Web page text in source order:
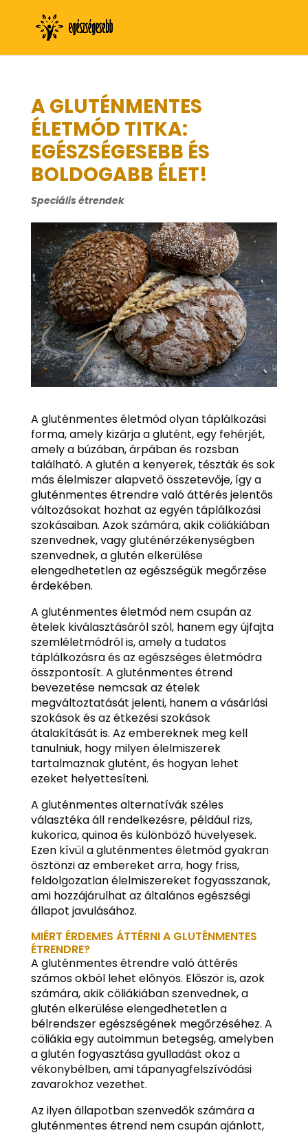
A GLUTÉNMENTES
ÉLETMÓD TITKA:
EGÉSZSÉGESEBB ÉS
BOLDOGABB ÉLET!
Speciális étrendek
A gluténmentes életmód olyan táplálkozási
forma, amely kizárja a glutént, egy fehérjét,
amely a búzában, árpában és rozsban
található. A glutén a kenyerek, tészták és sok
más élelmiszer alapvető összetevője, így a
gluténmentes étrendre való áttérés jelentős
változásokat hozhat az egyén táplálkozási
szokásaiban. Azok számára, akik cöliákiában
szenvednek, vagy gluténérzékenységben
szenvednek, a glutén elkerülése
elengedhetetlen az egészségük megőrzése
érdekében.
A gluténmentes életmód nem csupán az
ételek kiválasztásáról szól, hanem egy újfajta
szemléletmódról is, amely a tudatos
táplálkozásra és az egészséges életmódra
összpontosít. A gluténmentes étrend
bevezetése nemcsak az ételek
megváltoztatását jelenti, hanem a vásárlási
szokások és az étkezési szokások
átalakítását is. Az embereknek meg kell
tanulniuk, hogy milyen élelmiszerek
tartalmaznak glutént, és hogyan lehet
ezeket helyettesíteni.
A gluténmentes alternatívák széles
választéka áll rendelkezésre, például rizs,
kukorica, quinoa és különböző hüvelyesek.
Ezen kívül a gluténmentes életmód gyakran
ösztönzi az embereket arra, hogy friss,
feldolgozatlan élelmiszereket fogyasszanak,
ami hozzájárulhat az általános egészségi
állapot javulásához.
MIÉRT ÉRDEMES ÁTTÉRNI A GLUTÉNMENTES
ÉTRENDRE?
A gluténmentes étrendre való áttérés
számos okból lehet előnyös. Először is, azok
számára, akik cöliákiában szenvednek, a
glutén elkerülése elengedhetetlen a
bélrendszer egészségének megőrzéséhez. A
cöliákia egy autoimmun betegség, amelyben
a glutén fogyasztása gyulladást okoz a
vékonybélben, ami tápanyagfelszívódási
zavarokhoz vezethet.
Az ilyen állapotban szenvedők számára a
gluténmentes étrend nem csupán ajánlott,